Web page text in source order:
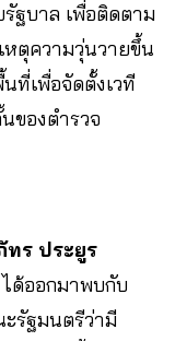
ฐบาล เพื่อติดตาม
หตุความวุ่นวายขึ้น
ที่เพื่อจัดตั้งเวที
ของตำรวจ
ทร ประยูร
ด้ออกมาพบกับ
รัฐมนตรีว่ามี